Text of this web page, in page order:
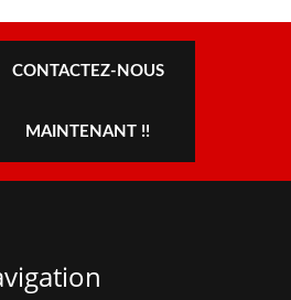
CONTACTEZ-NOUS
MAINTENANT !!